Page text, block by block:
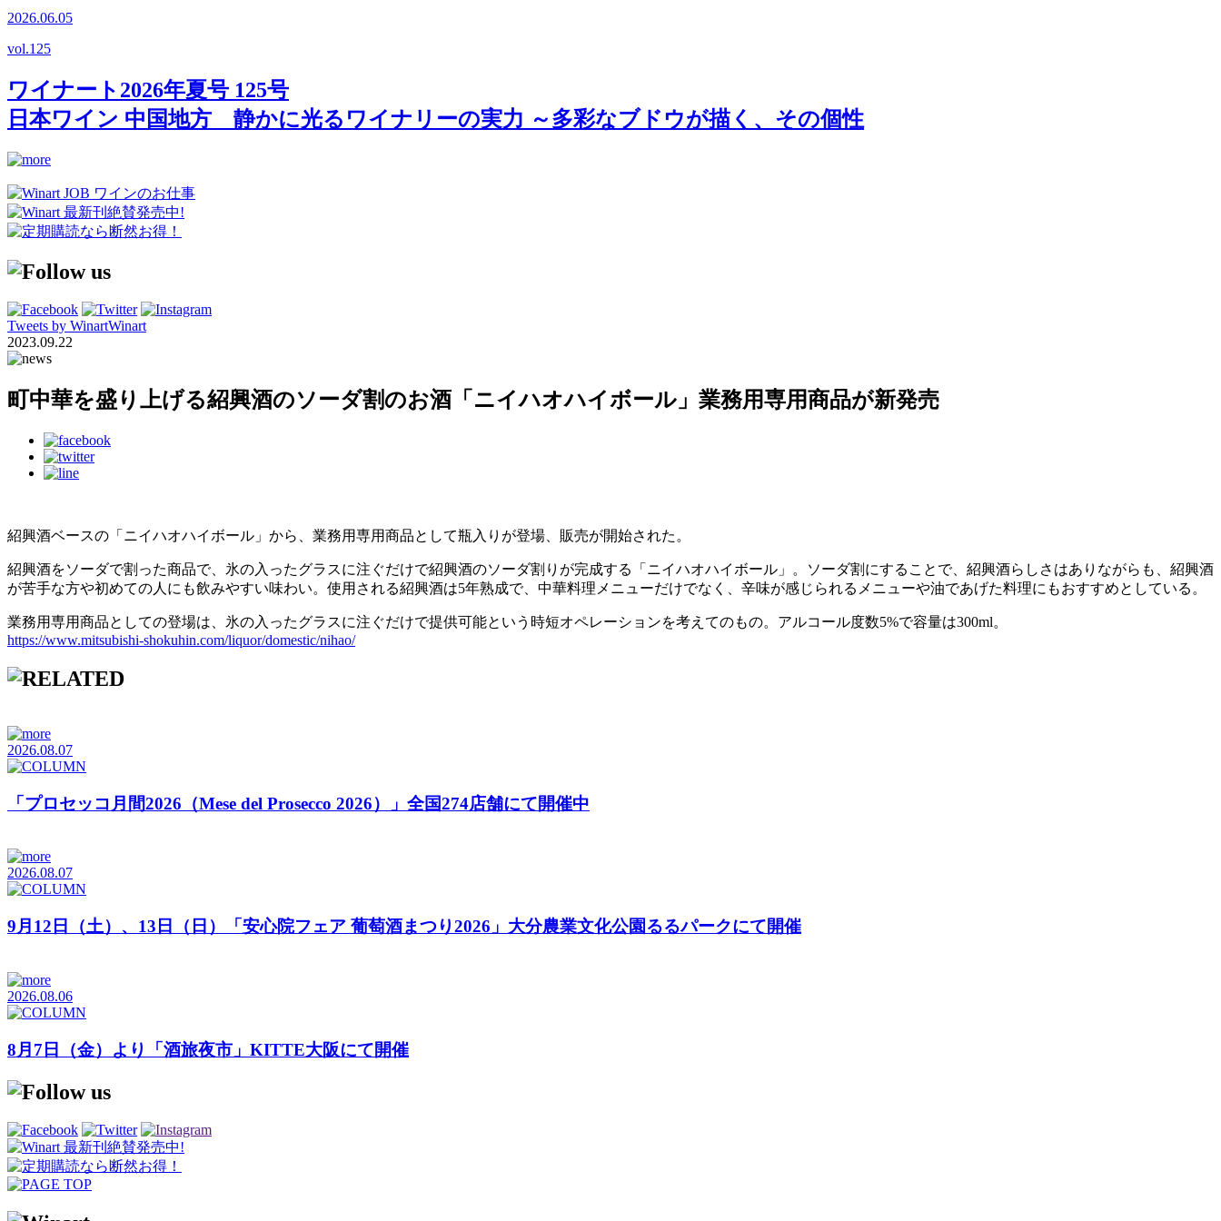
2026.06.05
vol.125
ワイナート2026年夏号 125号
日本ワイン 中国地方 静かに光るワイナリーの実力 ～多彩なブドウが描く、その個性
Tweets by WinartWinart
2023.09.22
町中華を盛り上げる紹興酒のソーダ割のお酒「ニイハオハイボール」業務用専用商品が新発売
紹興酒ベースの「ニイハオハイボール」から、業務用専用商品として瓶入りが登場、販売が開始された。
紹興酒をソーダで割った商品で、氷の入ったグラスに注ぐだけで紹興酒のソーダ割りが完成する「ニイハオハイボール」。ソーダ割にすることで、紹興酒らしさはありながらも、紹興酒
が苦手な方や初めての人にも飲みやすい味わい。使用される紹興酒は5年熟成で、中華料理メニューだけでなく、辛味が感じられるメニューや油であげた料理にもおすすめとしている。
業務用専用商品としての登場は、氷の入ったグラスに注ぐだけで提供可能という時短オペレーションを考えてのもの。アルコール度数5%で容量は300ml。
https://www.mitsubishi-shokuhin.com/liquor/domestic/nihao/
2026.08.07
「プロセッコ月間2026（Mese del Prosecco 2026）」全国274店舗にて開催中
2026.08.07
9月12日（土）、13日（日）「安心院フェア 葡萄酒まつり2026」大分農業文化公園るるパークにて開催
2026.08.06
8月7日（金）より「酒旅夜市」KITTE大阪にて開催